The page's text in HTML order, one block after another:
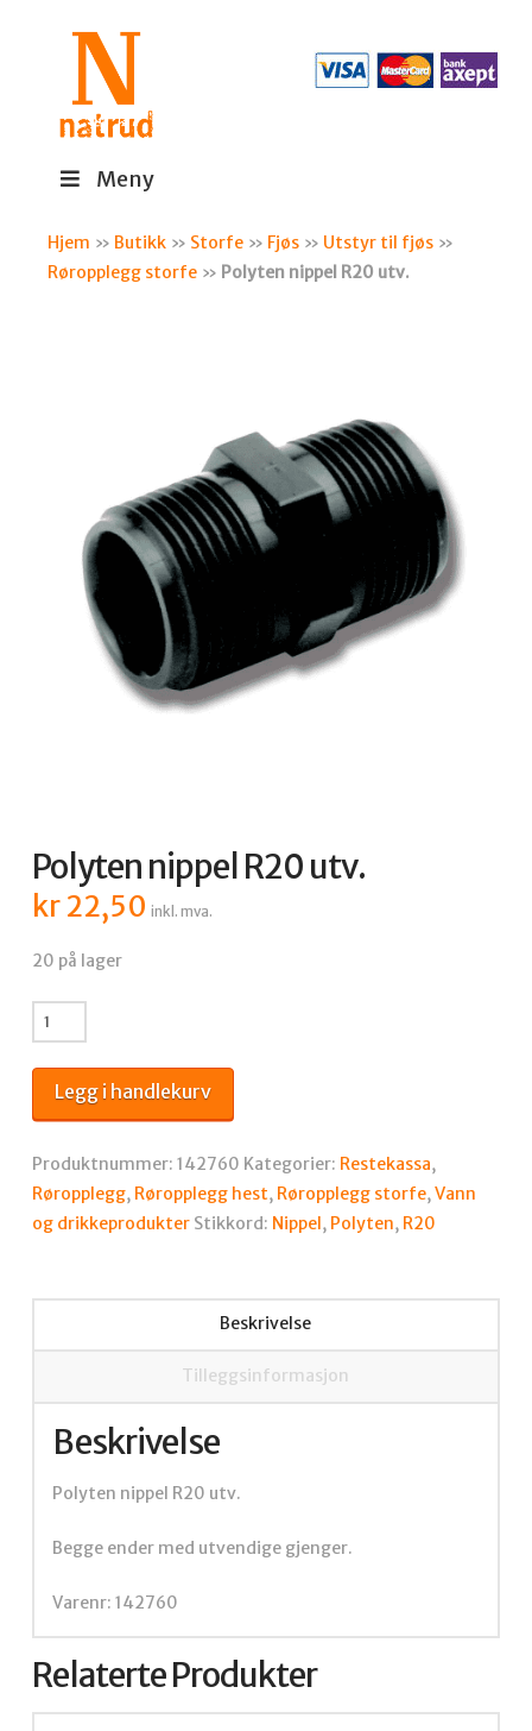
Meny
Hjem » Butikk » Storfe » Fjøs » Utstyr til fjøs »
Røropplegg storfe » Polyten nippel R20 utv.
Polyten nippel R20 utv.
kr22,50 inkl. mva.
20 på lager
Polyten
nippel
R20
utv.
Legg i handlekurv
Produktnummer: 142760 Kategorier: Restekassa,
Røropplegg, Røropplegg hest, Røropplegg storfe,Vann
og drikkeprodukter Stikkord: Nippel, Polyten, R20
Beskrivelse
Tilleggsinformasjon
Beskrivelse
Polyten nippel R20 utv.
Begge ender med utvendige gjenger.
Varenr: 142760
Relaterte Produkter